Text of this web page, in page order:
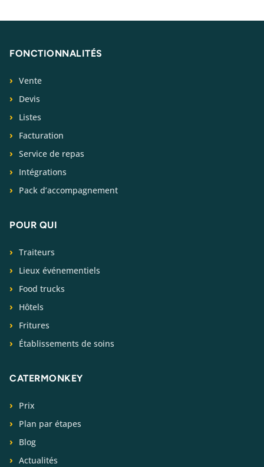
FONCTIONNALITÉS
Vente
Devis
Listes
Facturation
Service de repas
Intégrations
Pack d’accompagnement
POUR QUI
Traiteurs
Lieux événementiels
Food trucks
Hôtels
Fritures
Établissements de soins
CATERMONKEY
Prix
Plan par étapes
Blog
Actualités